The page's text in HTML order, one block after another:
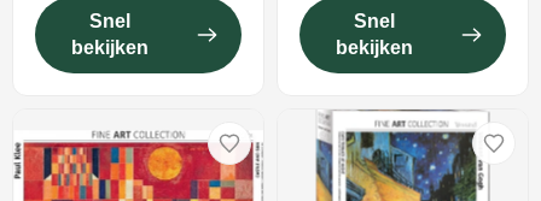
Snel
bekijken
Snel
bekijken